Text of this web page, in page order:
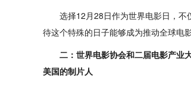
选择12月28日作为世界电影日，
待这个特殊的日子能够成为推动全球电
二：世界电影协会和二届电影产业
美国的制片人